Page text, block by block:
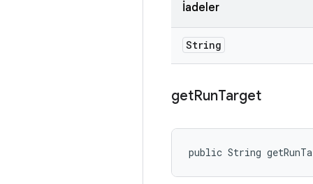
İadeler
String
getRunTarget
public String